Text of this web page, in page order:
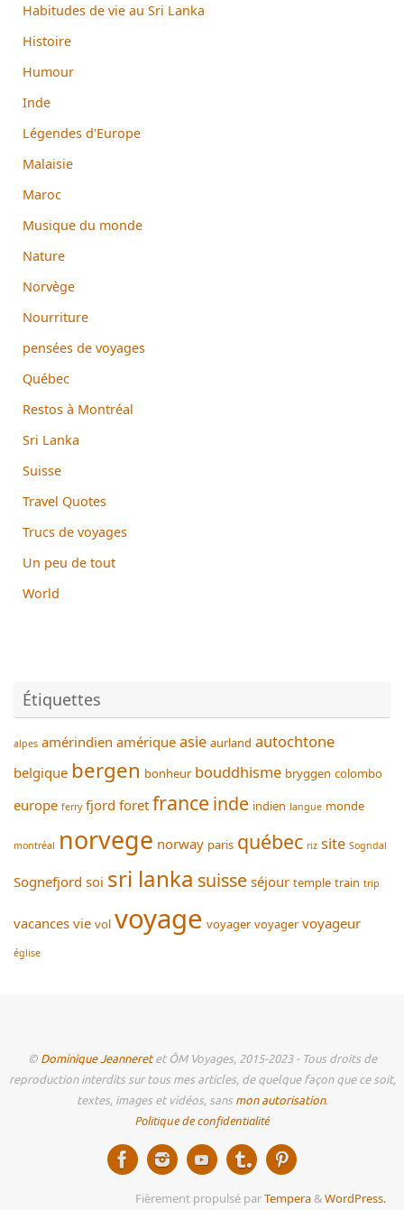
Habitudes de vie au Sri Lanka
Histoire
Humour
Inde
Légendes d'Europe
Malaisie
Maroc
Musique du monde
Nature
Norvège
Nourriture
pensées de voyages
Québec
Restos à Montréal
Sri Lanka
Suisse
Travel Quotes
Trucs de voyages
Un peu de tout
World
Étiquettes
alpes amérindien amérique asie aurland autochtone
belgique bergen bonheur bouddhisme bryggen colombo
europe ferry fjord foret france inde indien langue monde
montréal norvege norway paris québec riz site Sogndal
Sognefjord soi sri lanka suisse séjour temple train trip
vacances vie vol voyage voyager voyager voyageur
église
© Dominique Jeanneretet ÔM Voyages, 2015-2023 - Tous droits de
reproduction interdits sur tous mes articles, de quelque façon que ce soit,
textes, images et vidéos, sans mon autorisation.
Politique de confidentialité
Fièrement propulsé parTempera &WordPress.